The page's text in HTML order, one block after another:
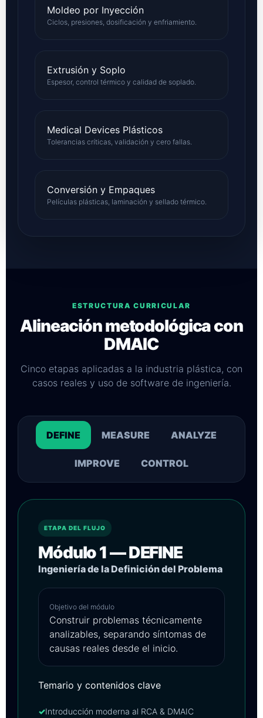
Moldeo por Inyección
Ciclos, presiones, dosificación y enfriamiento.
Extrusión y Soplo
Espesor, control térmico y calidad de soplado.
Medical Devices Plásticos
Tolerancias críticas, validación y cero fallas.
Conversión y Empaques
Películas plásticas, laminación y sellado térmico.
ESTRUCTURA CURRICULAR
Alineación metodológica con
DMAIC
Cinco etapas aplicadas a la industria plástica, con
casos reales y uso de software de ingeniería.
DEFINE MEASURE ANALYZE
IMPROVE CONTROL
ETAPA DEL FLUJO
Módulo 1 — DEFINE
Ingeniería de la Definición del Problema
Objetivo del módulo
Construir problemas técnicamente
analizables, separando síntomas de
causas reales desde el inicio.
Temario y contenidos clave
✓Introducción moderna al RCA & DMAIC